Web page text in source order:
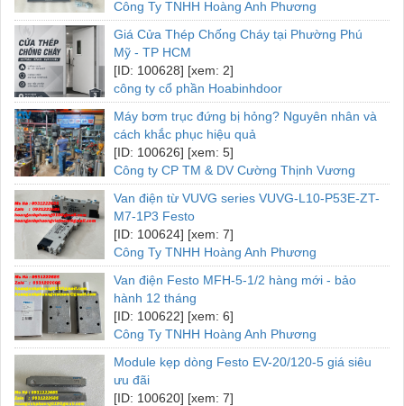
Công Ty TNHH Hoàng Anh Phương
Giá Cửa Thép Chống Cháy tại Phường Phú
Mỹ - TP HCM
[ID: 100628] [xem: 2]
công ty cổ phần Hoabinhdoor
Máy bơm trục đứng bị hỏng? Nguyên nhân và
cách khắc phục hiệu quả
[ID: 100626] [xem: 5]
Công ty CP TM & DV Cường Thịnh Vương
Van điện từ VUVG series VUVG-L10-P53E-ZT-
M7-1P3 Festo
[ID: 100624] [xem: 7]
Công Ty TNHH Hoàng Anh Phương
Van điện Festo MFH-5-1/2 hàng mới - bảo
hành 12 tháng
[ID: 100622] [xem: 6]
Công Ty TNHH Hoàng Anh Phương
Module kẹp dòng Festo EV-20/120-5 giá siêu
ưu đãi
[ID: 100620] [xem: 7]